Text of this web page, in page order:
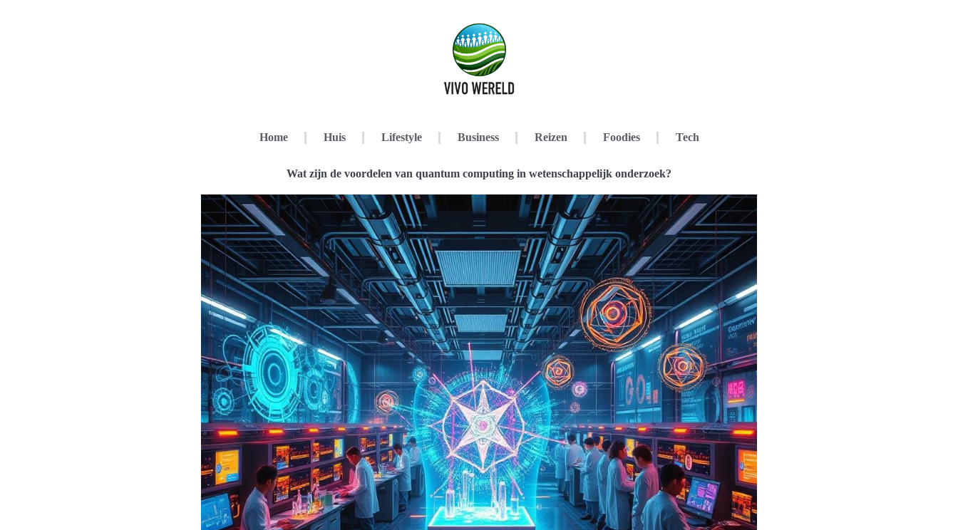
Home Huis Lifestyle Business Reizen Foodies Tech
Wat zijn de voordelen van quantum computing in wetenschappelijk onderzoek?